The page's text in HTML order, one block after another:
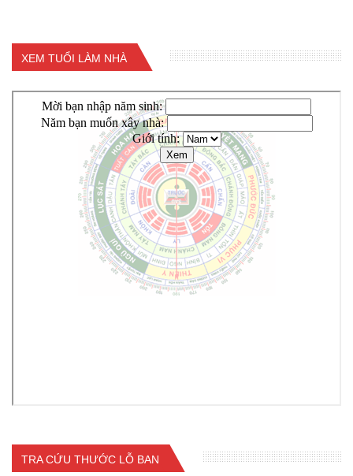
XEM TUỔI LÀM NHÀ
TRA CỨU THƯỚC LỖ BAN